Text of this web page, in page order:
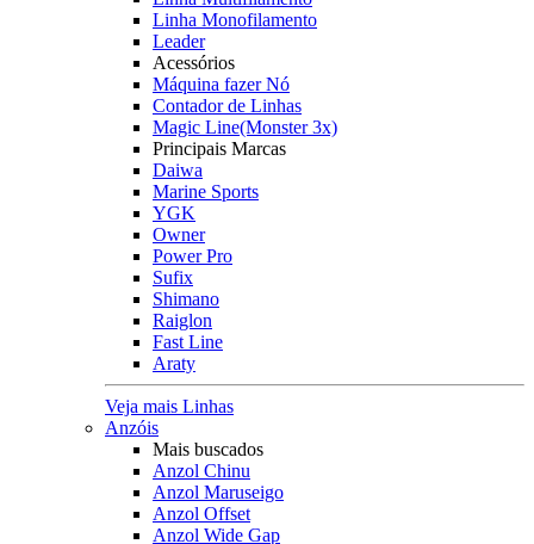
Linha Monofilamento
Leader
Acessórios
Máquina fazer Nó
Contador de Linhas
Magic Line(Monster 3x)
Principais Marcas
Daiwa
Marine Sports
YGK
Owner
Power Pro
Sufix
Shimano
Raiglon
Fast Line
Araty
Veja mais Linhas
Anzóis
Mais buscados
Anzol Chinu
Anzol Maruseigo
Anzol Offset
Anzol Wide Gap